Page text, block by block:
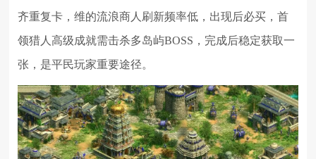
齐重复卡，维的流浪商人刷新频率低，出现后必买，首
领猎人高级成就需击杀多岛屿BOSS，完成后稳定获取一
张，是平民玩家重要途径。